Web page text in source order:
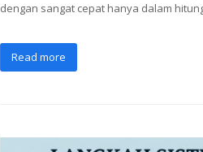
dengan sangat cepat hanya dalam
Read more